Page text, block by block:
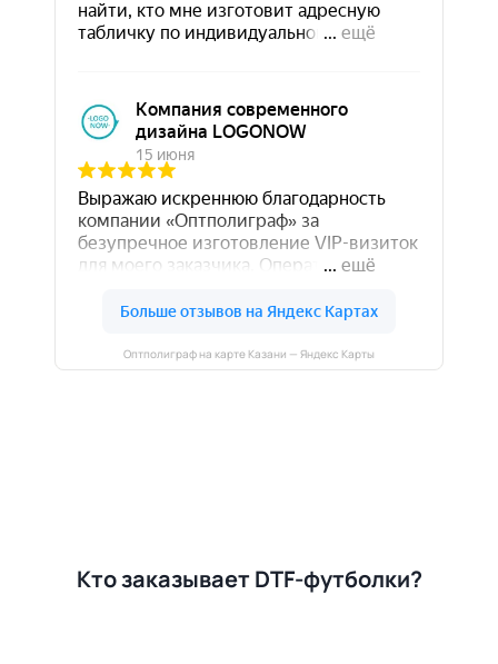
Оптполиграф на карте Казани — Яндекс Карты
Кто заказывает DTF-футболки?